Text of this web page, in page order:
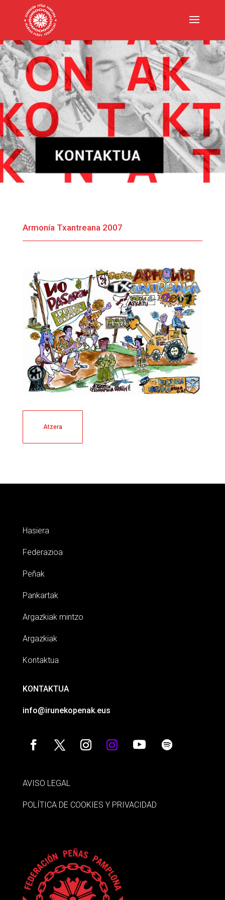
Armonía Txantreana 2007
Atzera
Hasiera
Federazioa
Peñak
Pankartak
Argazkiak mintzo
Argazkiak
Kontaktua
KONTAKTUA
info@irunekopenak.eus
AVISO LEGAL
POLÍTICA DE COOKIES Y PRIVACIDAD